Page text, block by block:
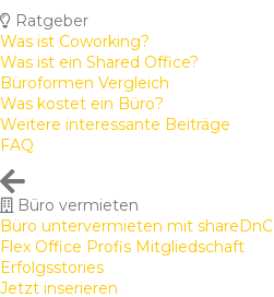
Ratgeber
Was ist Coworking?
Was ist ein Shared Office?
Büroformen Vergleich
Was kostet ein Büro?
Weitere interessante Beiträge
FAQ
Büro vermieten
Büro untervermieten mit shareDnC
Flex Office Profis Mitgliedschaft
Erfolgsstories
Jetzt inserieren